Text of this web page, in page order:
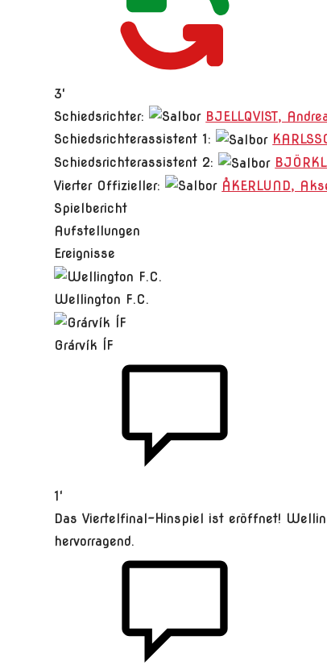
3'
Schiedsrichter:
BJELLQVIST,
Schiedsrichterassistent 1:
Schiedsrichterassistent 2:
Vierter Offizieller:
ÅKERLUND,
Spielbericht
Aufstellungen
Ereignisse
Wellington F.C.
Grárvík ÍF
1'
Das Viertelfinal-Hinspiel ist eröffnet!
hervorragend.